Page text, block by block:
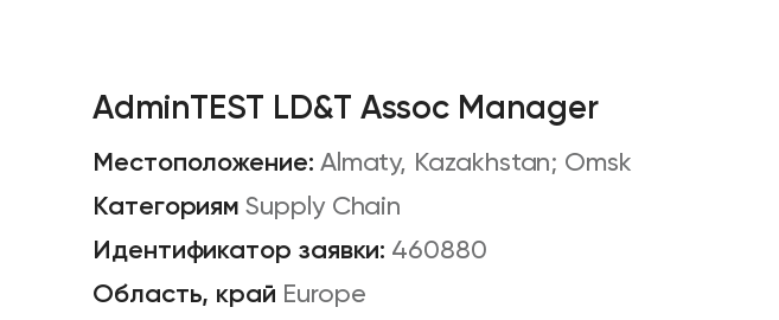
AdminTEST LD&T Assoc Manager
Almaty, Kazakhstan; Omsk
Supply Chain
460880
Europe